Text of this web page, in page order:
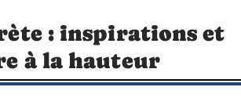
: inspirations et
à la hauteur